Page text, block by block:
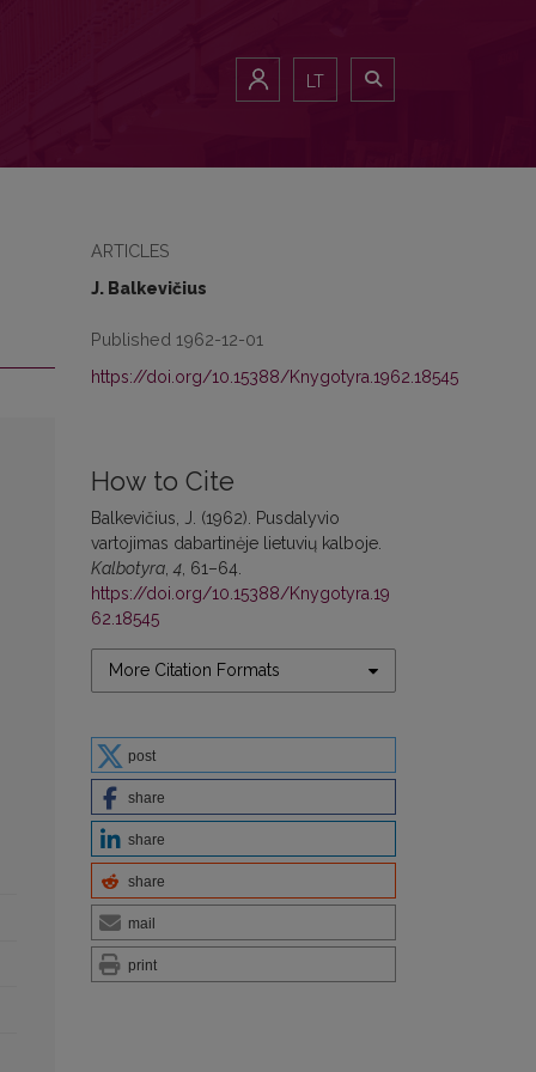
LT
ARTICLES
J. Balkevičius
Published 1962-12-01
https://doi.org/10.15388/Knygotyra.1962.18545
How to Cite
Balkevičius, J. (1962). Pusdalyvio
vartojimas dabartinėje lietuvių kalboje.
Kalbotyra ,4 , 61–64.
https://doi.org/10.15388/Knygotyra.19
62.18545
More Citation Formats
post
share
share
share
mail
print